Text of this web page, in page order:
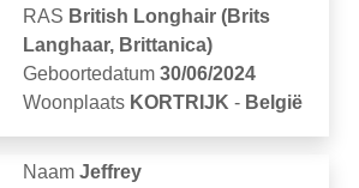
RAS British Longhair (Brits
Langhaar, Brittanica)
Geboortedatum 30/06/2024
Woonplaats KORTRIJK - België
Naam Jeffrey